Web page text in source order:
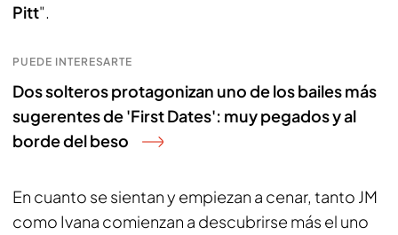
Pitt".
PUEDE INTERESARTE
Dos solteros protagonizan uno de los bailes más
sugerentes de 'First Dates': muy pegados y al
borde del beso
En cuanto se sientan y empiezan a cenar, tanto JM
como Ivana comienzan a descubrirse más el uno